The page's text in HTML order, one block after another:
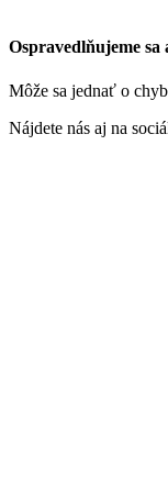
Ospravedlňujeme sa
Môže sa jednať o
Nájdete nás aj na